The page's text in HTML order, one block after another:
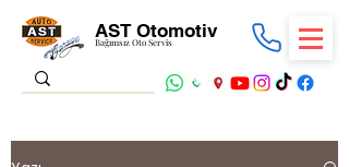
AST Otomotiv
Bağımsız Oto Servis